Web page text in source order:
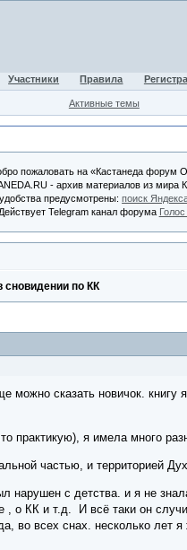
Участники Правила
Активные темы
пожаловать на «Кастанеда форум
- архив материалов из мира
предусмотрены:поиск
Действует Telegram канал форума
сновидении по КК
можно сказать новичок.
практикую), я имела много
частью, и территорией
нарушен с детства. и я не
, о КК и т.д. И всё таки он
во всех снах. несколько